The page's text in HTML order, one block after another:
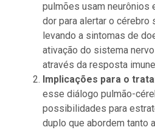
pulmões usam neurônios
dor para alertar o cérebro
levando a sintomas de
ativação do sistema
através da resposta
Implicações para o
esse diálogo pulmão-
possibilidades para
duplo que abordem tanto